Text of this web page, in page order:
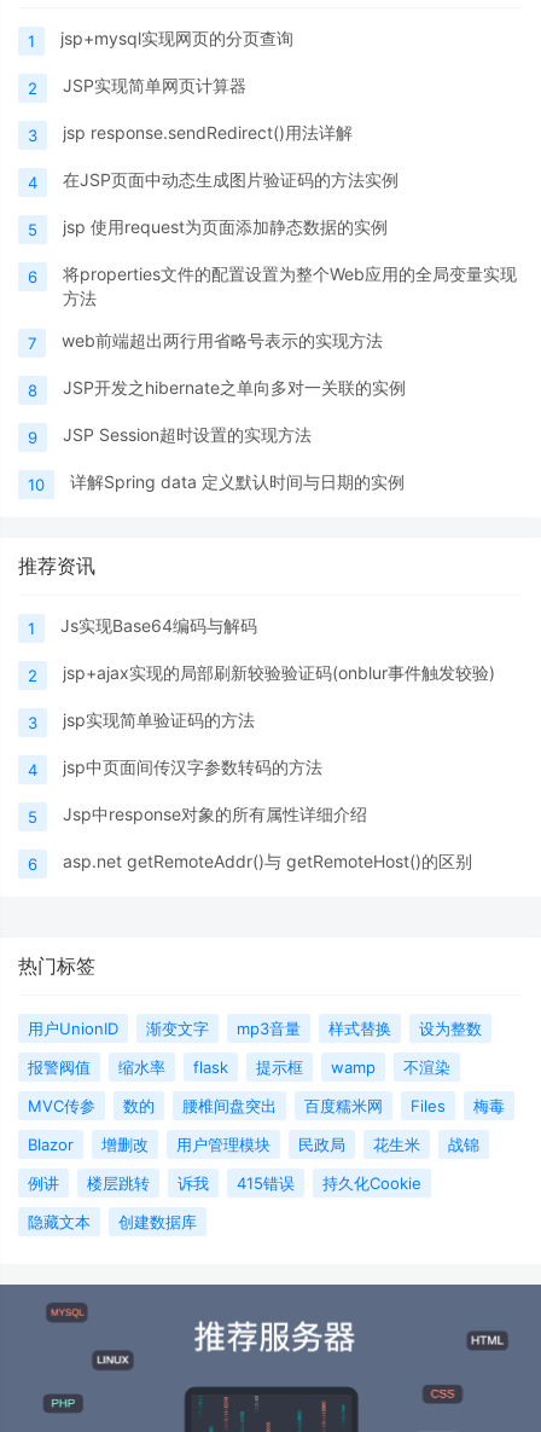
1 jsp+mysql实现网页的分页查询
2 JSP实现简单网页计算器
3 jsp response.sendRedirect()用法详解
4 在JSP页面中动态生成图片验证码的方法实例
5 jsp 使用request为页面添加静态数据的实例
6
将properties文件的配置设置为整个Web应用的全局变量实现
方法
7 web前端超出两行用省略号表示的实现方法
8 JSP开发之hibernate之单向多对一关联的实例
9 JSP Session超时设置的实现方法
10 详解Spring data 定义默认时间与日期的实例
推荐资讯
1 Js实现Base64编码与解码
2 jsp+ajax实现的局部刷新较验验证码(onblur事件触发较验)
3 jsp实现简单验证码的方法
4 jsp中页面间传汉字参数转码的方法
5 Jsp中response对象的所有属性详细介绍
6 asp.net getRemoteAddr()与 getRemoteHost()的区别
热门标签
用户UnionID 渐变文字 mp3音量 样式替换
设为整数
报警阀值
缩水率 flask 提示框 wamp
不渲染
MVC传参
数的 腰椎间盘突出 百度糯米网 Files
梅毒
Blazor
增删改 用户管理模块 民政局 花生米
战锦
例讲
楼层跳转 诉我 415错误
持久化Cookie
隐藏文本
创建数据库